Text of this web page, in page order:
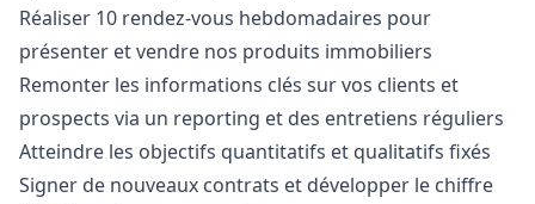
Réaliser 10 rendez-vous hebdomadaires pour
présenter et vendre nos produits immobiliers
Remonter les informations clés sur vos clients et
prospects via un reporting et des entretiens réguliers
Atteindre les objectifs quantitatifs et qualitatifs fixés
Signer de nouveaux contrats et développer le chiffre